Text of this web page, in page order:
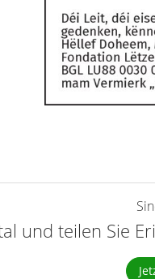
und teilen Sie